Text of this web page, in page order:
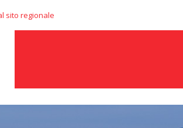
sito regionale